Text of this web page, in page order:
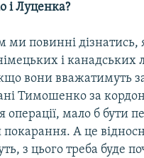
і Луценка?
ми повинні
і канадських
вони вважатимуть
Тимошенко за
операції, мало б бути
А це
з цього треба буде